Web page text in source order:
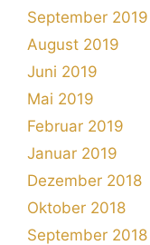
September 2019
August 2019
Juni 2019
Mai 2019
Februar 2019
Januar 2019
Dezember 2018
Oktober 2018
September 2018